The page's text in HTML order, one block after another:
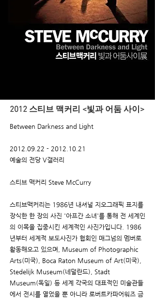
2012 스티브 맥커리 <빛과 어둠 사이>
Between Darkness and Light
2012.09.22 - 2012.10.21
예술의 전당 V갤러리
스티브 맥커리 Steve McCurry
스티브맥커리는 1986년 내셔널 지오그래픽 표지를
장식한 한 장의 사진 '아프간 소녀'를 통해 전 세계인
의 이목을 집중시킨 세계적인 사진가입니다. 1986
년부터 세계적 보도사진가 협회인 매그넘의 멤버로
활동해오고 있으며, Museum of Photographic
Arts(미국), Boca Raton Museum of Art(미국),
Stedelijk Museum(네덜란드), Stadt
Museum(독일) 등 세계 각국의 대표적인 미술관들
에서 전시를 열었을 뿐 아니라 로버트카파어워즈 금